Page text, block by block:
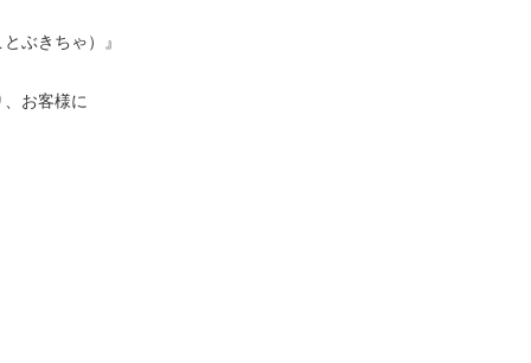
ぶきちゃ）』
お客様に